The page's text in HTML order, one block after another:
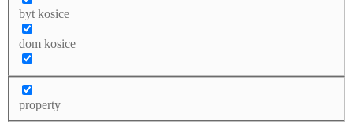
byt kosice
dom kosice
property